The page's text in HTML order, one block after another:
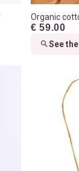
Organic
€ 59.00
See